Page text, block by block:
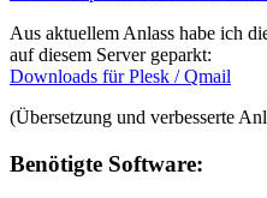
Aus aktuellem Anlass habe ich
auf diesem Server geparkt:
Downloads für Plesk / Qmail
(Übersetzung und verbesserte
Benötigte Software: